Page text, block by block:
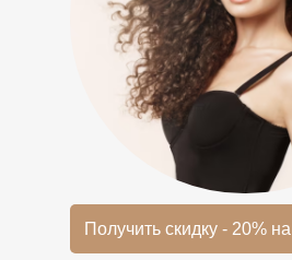
Получить скидку - 20%